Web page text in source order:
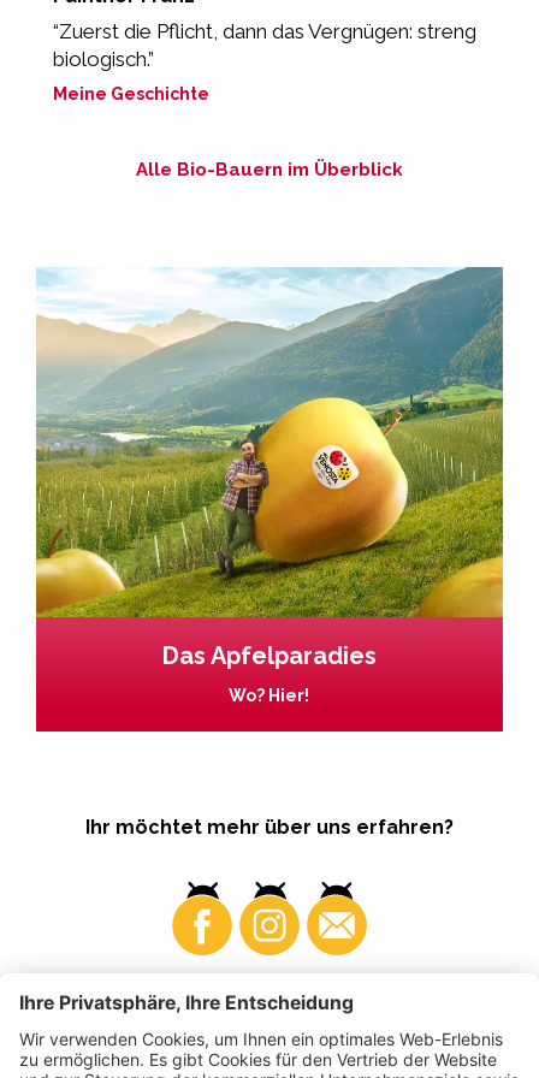
“Zuerst die Pflicht, dann das Vergnügen: streng
biologisch.”
Meine Geschichte
Alle Bio-Bauern im Überblick
Das Apfelparadies
Wo? Hier!
Ihr möchtet mehr über uns erfahren?
Business Produzenten